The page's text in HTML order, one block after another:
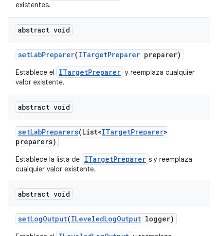
existentes.
abstract void
setLabPreparer(ITargetPreparer preparer)
Establece el ITargetPreparer y reemplaza cualquier
valor existente.
abstract void
setLabPreparers(List<ITargetPreparer>
preparers)
Establece la lista de ITargetPreparer s y reemplaza
cualquier valor existente.
abstract void
setLogOutput(ILeveledLogOutput logger)